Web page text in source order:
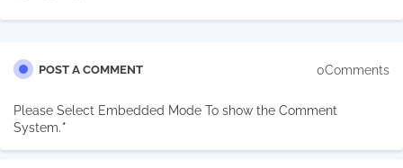
POST A COMMENT 0Comments
Please Select Embedded Mode To show the Comment
System.*